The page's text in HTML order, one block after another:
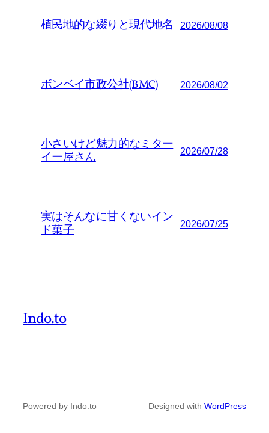
植民地的な綴りと現代地名 2026/08/08
ボンベイ市政公社(BMC) 2026/08/02
小さいけど魅力的なミター
イー屋さん
2026/07/28
実はそんなに甘くないイン
ド菓子
2026/07/25
Indo.to
Powered by Indo.to Designed with WordPress